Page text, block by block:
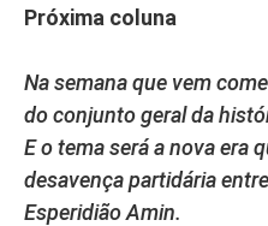
Próxima coluna
Na semana que vem
do conjunto geral da
E o tema será a nova era
desavença partidária
Esperidião Amin.